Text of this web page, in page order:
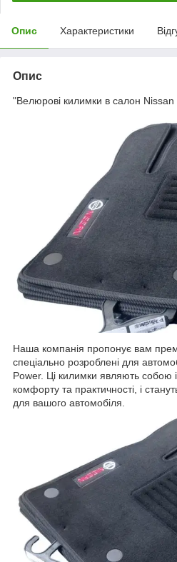
Опис Характеристики
Опис
"Велюрові килимки в салон
Наша компанія пропонує вам
спеціально розроблені для
Power. Ці килимки являють собою
комфорту та практичності, і
для вашого автомобіля.